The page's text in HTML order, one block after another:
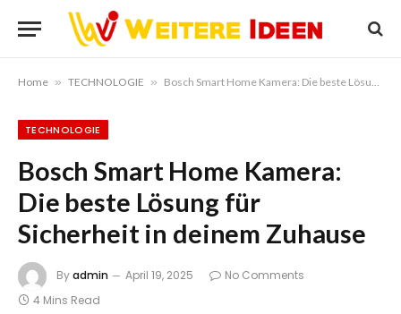
Home » TECHNOLOGIE » Bosch Smart Home Kamera: Die beste Lösung für Sicherheit in deinem Zuhause
TECHNOLOGIE
Bosch Smart Home Kamera:
Die beste Lösung für
Sicherheit in deinem Zuhause
Byadmin April 19, 2025
No Comments
4 Mins Read